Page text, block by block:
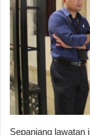
Sepanjang lawatan